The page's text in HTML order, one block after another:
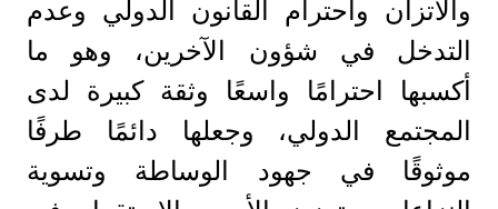
والاتزان واحترام القانون الدولي وعدم
التدخل في شؤون الآخرين، وهو ما
أكسبها احترامًا واسعًا وثقة كبيرة لدى
المجتمع الدولي، وجعلها دائمًا طرفًا
موثوقًا في جهود الوساطة وتسوية